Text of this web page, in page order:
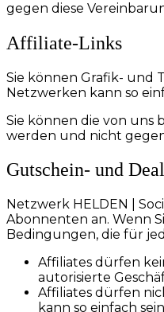
gegen diese
Affiliate-Links
Sie können Grafik- und
Netzwerken kann so
Sie können die von uns
werden und nicht
Gutschein- und
Netzwerk HELDEN |
Abonnenten an. Wenn
Bedingungen, die für
Affiliates dürfen
autorisierte
Affiliates dürfen
kann so einfach